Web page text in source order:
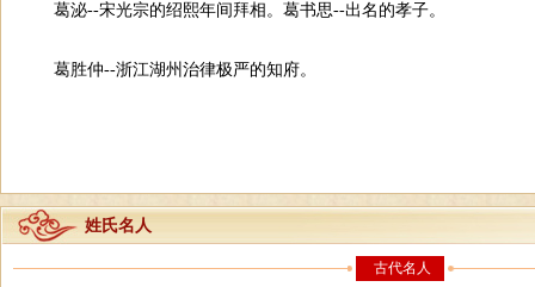
葛泌--宋光宗的绍熙年间拜相。葛书思--出名的孝子。
葛胜仲--浙江湖州治律极严的知府。
姓氏名人
古代名人